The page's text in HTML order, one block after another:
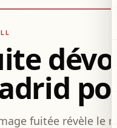
fuitée révèle le